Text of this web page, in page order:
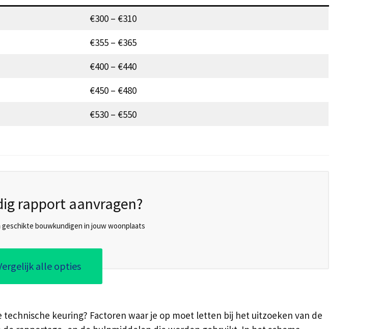
€300 – €310
€355 – €365
€400 – €440
€450 – €480
€530 – €550
rapport aanvragen?
geschikte bouwkundigen in jouw woonplaats
alle opties
keuring? Factoren waar je op moet letten bij het uitzoeken van de